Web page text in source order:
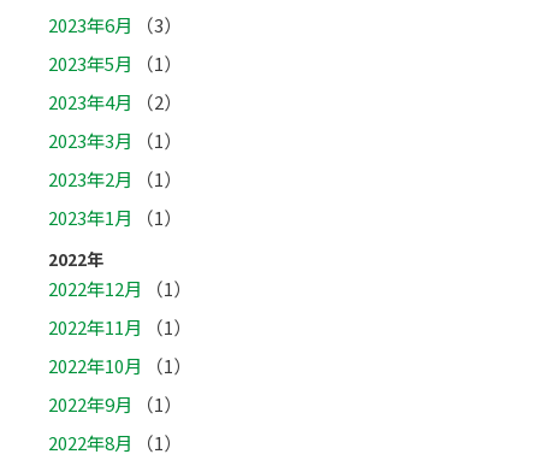
2023年6月
（3）
2023年5月
（1）
2023年4月
（2）
2023年3月
（1）
2023年2月
（1）
2023年1月
（1）
2022年
2022年12月
（1）
2022年11月
（1）
2022年10月
（1）
2022年9月
（1）
2022年8月
（1）